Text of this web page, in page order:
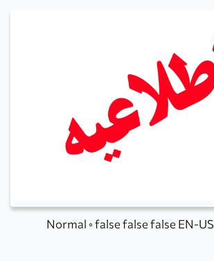
Normal 0falsefalsefalse EN-US